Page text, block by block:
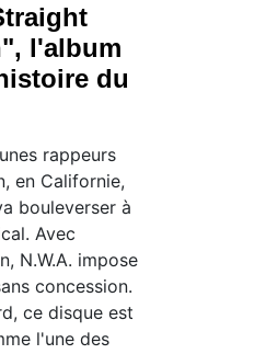
l'album
du
rappeurs
en Californie,
bouleverser à
Avec
N.W.A. impose
concession.
ce disque est
l'une des